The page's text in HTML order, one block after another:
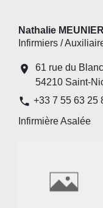
Nathalie
Infirmiers /
location_on
61 rue du
54210 Saint-
phone +33 7 55 63 25
Infirmière Asalée